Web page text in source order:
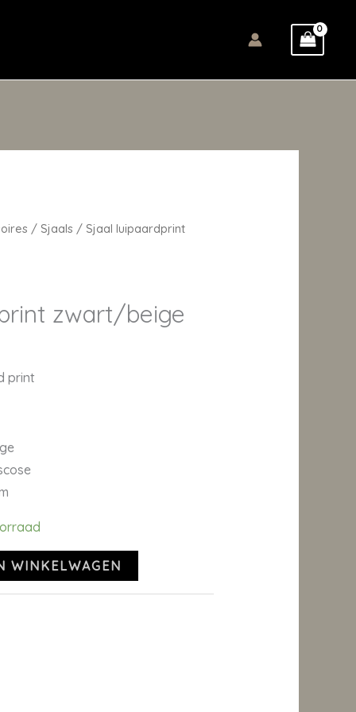
/ Sjaals / Sjaal luipaardprint
zwart/beige
print
WINKELWAGEN